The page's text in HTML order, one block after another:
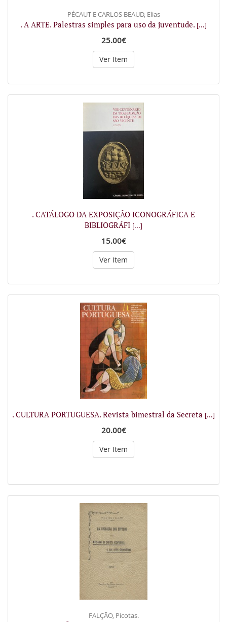
PÉCAUT E CARLOS BEAUD, Elias
. A ARTE. Palestras simples para uso da juventude. [...]
25.00€
Ver Item
. CATÁLOGO DA EXPOSIÇÃO ICONOGRÁFICA E
BIBLIOGRÁFI [...]
15.00€
Ver Item
. CULTURA PORTUGUESA. Revista bimestral da Secreta [...]
20.00€
Ver Item
FALÇÃO, Picotas.